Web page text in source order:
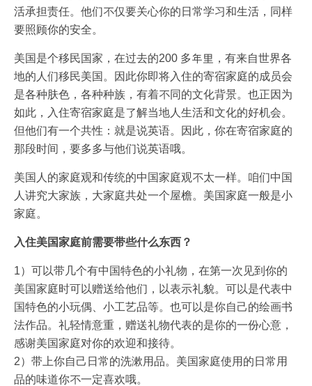
活承担责任。他们不仅要关心你的日常学习和生活，同样
要照顾你的安全。
美国是个移民国家，在过去的200 多年里，有来自世界各
地的人们移民美国。因此你即将入住的寄宿家庭的成员会
是各种肤色，各种种族，有着不同的文化背景。也正因为
如此，入住寄宿家庭是了解当地人生活和文化的好机会。
但他们有一个共性：就是说英语。因此，你在寄宿家庭的
那段时间，要多多与他们说英语哦。
美国人的家庭观和传统的中国家庭观不太一样。咱们中国
人讲究大家族，大家庭共处一个屋檐。美国家庭一般是小
家庭。
入住美国家庭前需要带些什么东西？
1）可以带几个有中国特色的小礼物，在第一次见到你的
美国家庭时可以赠送给他们，以表示礼貌。可以是代表中
国特色的小玩偶、小工艺品等。也可以是你自己的绘画书
法作品。礼轻情意重，赠送礼物代表的是你的一份心意，
感谢美国家庭对你的欢迎和接待。
2）带上你自己日常的洗漱用品。美国家庭使用的日常用
品的味道你不一定喜欢哦。